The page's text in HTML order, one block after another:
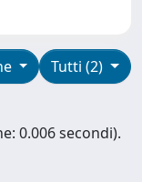
Tutti (2)
0.006 secondi).